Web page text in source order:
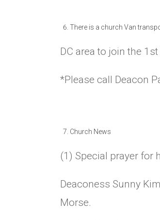
There is a church Van
DC area to join the
*Please call Deacon
Church News
(1) Special prayer for
Deaconess Sunny
Morse.